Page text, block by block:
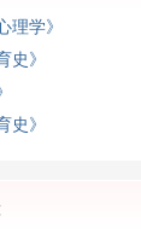
理学》
史》
史》